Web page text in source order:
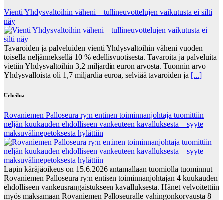
Vienti Yhdysvaltoihin väheni – tullineuvottelujen vaikutusta ei silti
näy
Tavaroiden ja palveluiden vienti Yhdysvaltoihin väheni vuoden
toisella neljänneksellä 10 % edellisvuotisesta. Tavaroita ja palveluita
vietiin Yhdysvaltoihin 3,2 miljardin euron arvosta. Tuonnin arvo
Yhdysvalloista oli 1,7 miljardia euroa, selviää tavaroiden ja [...]
Urheilua
Rovaniemen Palloseura ry:n entinen toiminnanjohtaja tuo­mit­tiin
neljän kuu­kau­den eh­dol­li­seen van­keu­teen ka­val­luk­ses­ta – syyte
mak­su­vä­li­ne­pe­tok­ses­ta hy­lät­tiin
Lapin käräjäoikeus on 15.6.2026 antamallaan tuomiolla tuominnut
Rovaniemen Palloseura ry:n entisen toiminnanjohtajan 4 kuukauden
ehdolliseen vankeusrangaistukseen kavalluksesta. Hänet velvoitettiin
myös maksamaan Rovaniemen Palloseuralle vahingonkorvausta 8